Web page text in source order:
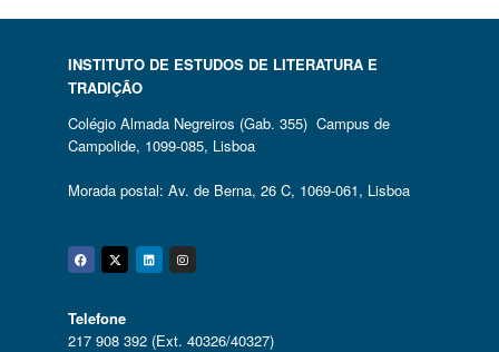
INSTITUTO DE ESTUDOS DE LITERATURA E
TRADIÇÃO
Colégio Almada Negreiros (Gab. 355) Campus de
Campolide, 1099-085, Lisboa
Morada postal: Av. de Berna, 26 C, 1069-061, Lisboa
Facebook
Twitter
Linkedin
Instagram
Telefone
217 908 392 (Ext. 40326/40327)